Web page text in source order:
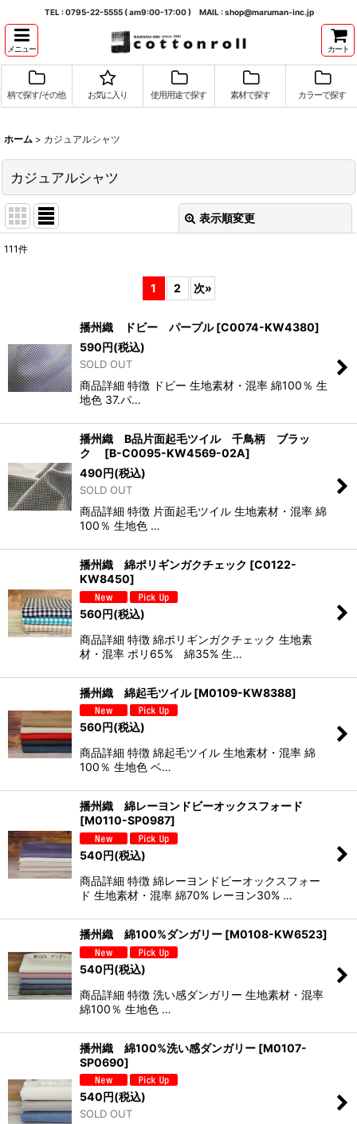
TEL : 0795-22-5555 ( am9:00-17:00 ) MAIL : shop@maruman-inc.jp
メニュー カート
柄で探す/その他 お気に入り 使用用途で探す 素材で探す カラーで探す
ホーム > カジュアルシャツ
カジュアルシャツ
表示順変更
111件
1 2 次»
播州織 ドビー パープル [C0074-KW4380]
590円(税込)
SOLD OUT
商品詳細 特徴 ドビー 生地素材・混率 綿100％ 生
地色 37.パ…
播州織 B品片面起毛ツイル 千鳥柄 ブラッ
ク
[B-C0095-KW4569-02A]
490円(税込)
SOLD OUT
商品詳細 特徴 片面起毛ツイル 生地素材・混率 綿
100％ 生地色 …
播州織 綿ポリギンガクチェック [C0122-
KW8450]
560円(税込)
商品詳細 特徴 綿ポリギンガクチェック 生地素
材・混率 ポリ65% 綿35% 生…
播州織 綿起毛ツイル [M0109-KW8388]
560円(税込)
商品詳細 特徴 綿起毛ツイル 生地素材・混率 綿
100％ 生地色 ベ…
播州織 綿レーヨンドビーオックスフォード
[M0110-SP0987]
540円(税込)
商品詳細 特徴 綿レーヨンドビーオックスフォー
ド 生地素材・混率 綿70% レーヨン30% …
播州織 綿100%ダンガリー [M0108-KW6523]
540円(税込)
商品詳細 特徴 洗い感ダンガリー 生地素材・混率
綿100％ 生地色 …
播州織 綿100%洗い感ダンガリー [M0107-
SP0690]
540円(税込)
SOLD OUT